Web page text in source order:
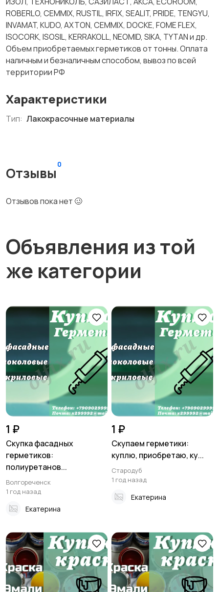
ROBERLO, CEMMIX, RUSTIL, IRFIX, SEALIT, PRIDE, TENGYU,
INVAMAT, KUDO, AXTON, CEMMIX, DOCKE, FOME FLEX,
ISOCORK, ISOSIL, KERRAKOLL, NEOMID, SIKA, TYTAN и др.
Объем приобретаемых герметиков от тонны. Оплата
наличным и безналичным способом, вывоз по всей
территории РФ
Характеристики
Тип: Лакокрасочные материалы
Отзывы
0
Отзывов пока нет 🥴
Объявления из той
же категории
1 ₽
Скупка фасадных
герметиков:
полиуретанов...
Волгореченск
1 год назад
Екатерина
1 ₽
Скупаем герметики:
куплю, приобретаю, ку...
Стародуб
1 год назад
Екатерина